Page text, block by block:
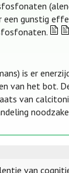
een gunstig
is er
van het bot.
van
van